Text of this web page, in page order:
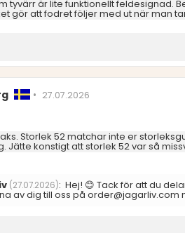
tyvärr är lite funktionellt feldesignad.
gör att fodret följer med ut när man
• Recensionsdatum:
27.07.2026
Storlek 52 matchar inte er
Jätte konstigt att storlek 52 var så
(27.07.2026): Hej! 😊 Tack för att du
av dig till oss på